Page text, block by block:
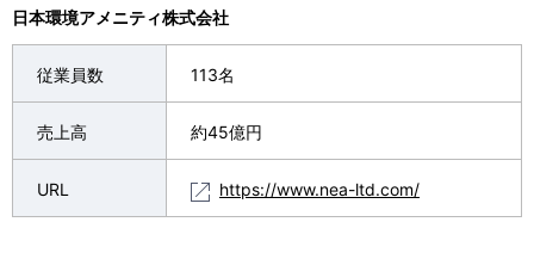
日本環境アメニティ株式会社
従業員数 113名
売上高 約45億円
URL https://www.nea-ltd.com/